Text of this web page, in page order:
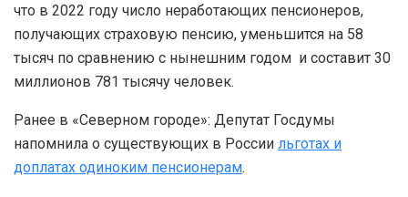
что в 2022 году число неработающих пенсионеров,
получающих страховую пенсию, уменьшится на 58
тысяч по сравнению с нынешним годом и составит 30
миллионов 781 тысячу человек.
Ранее в «Северном городе»: Депутат Госдумы
напомнила о существующих в России льготах и
доплатах одиноким пенсионерам.